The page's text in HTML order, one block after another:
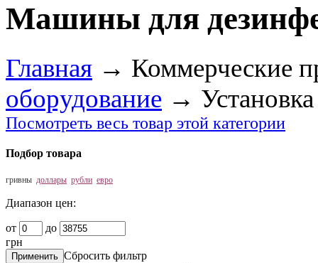
Машины для
Главная → Коммерческие
оборудование →
Посмотреть весь товар этой категории
Подбор товара
гривны доллары рубли евро
Диапазон цен:
от
до
грн
Сбросить фильтр